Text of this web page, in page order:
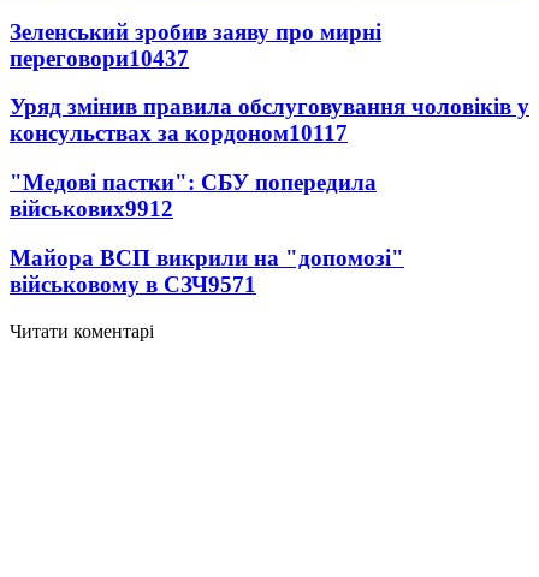
Зеленський зробив заяву про мирні
переговори10437
Уряд змінив правила обслуговування чоловіків у
консульствах за кордоном10117
"Медові пастки": СБУ попередила
військових9912
Майора ВСП викрили на "допомозі"
військовому в СЗЧ9571
Читати коментарі